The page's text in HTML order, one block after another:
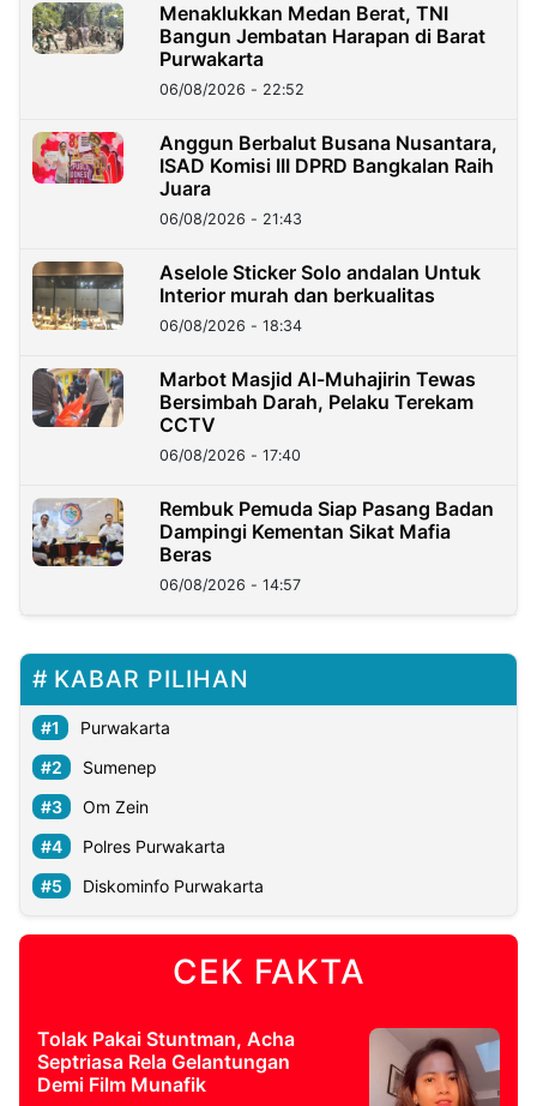
Menaklukkan Medan Berat, TNI
Bangun Jembatan Harapan di Barat
Purwakarta
06/08/2026 - 22:52
Anggun Berbalut Busana Nusantara,
ISAD Komisi III DPRD Bangkalan Raih
Juara
06/08/2026 - 21:43
Aselole Sticker Solo andalan Untuk
Interior murah dan berkualitas
06/08/2026 - 18:34
Marbot Masjid Al-Muhajirin Tewas
Bersimbah Darah, Pelaku Terekam
CCTV
06/08/2026 - 17:40
Rembuk Pemuda Siap Pasang Badan
Dampingi Kementan Sikat Mafia
Beras
06/08/2026 - 14:57
KABAR PILIHAN
Purwakarta
Sumenep
Om Zein
Polres Purwakarta
Diskominfo Purwakarta
CEK FAKTA
Tolak Pakai Stuntman, Acha
Septriasa Rela Gelantungan
Demi Film Munafik